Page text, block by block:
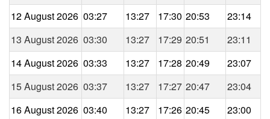
12 August 2026 03:27 13:27 17:30 20:53
23:14
13 August 2026 03:30 13:27 17:29 20:51
23:11
14 August 2026 03:33 13:27 17:28 20:49
23:07
15 August 2026 03:37 13:27 17:27 20:47
23:04
16 August 2026 03:40 13:27 17:26 20:45
23:00